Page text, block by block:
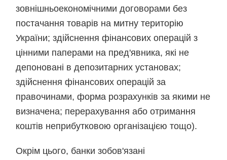
зовнішньоекономічними договорами без
постачання товарів на митну територію
України; здійснення фінансових операцій з
цінними паперами на пред'явника, які не
депоновані в депозитарних установах;
здійснення фінансових операцій за
правочинами, форма розрахунків за якими не
визначена; перерахування або отримання
коштів неприбутковою організацією тощо).
Окрім цього, банки зобов'язані